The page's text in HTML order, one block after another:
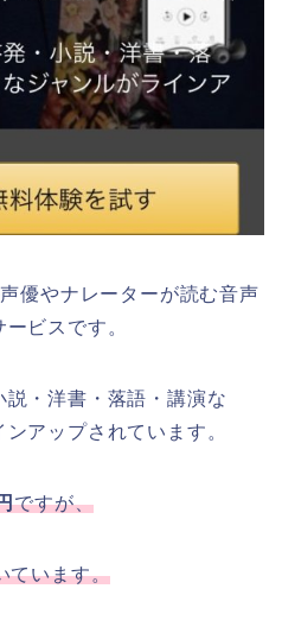
優やナレーターが読む音声
ビスです。
説・洋書・落語・講演な
アップされています。
ですが、
ています。